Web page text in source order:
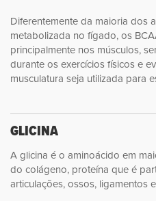
Diferentemente da maioria dos
metabolizada no fígado, os
principalmente nos músculos,
durante os exercícios físicos e
musculatura seja utilizada para
GLICINA
A glicina é o aminoácido em
do colágeno, proteína que é
articulações, ossos, ligamentos